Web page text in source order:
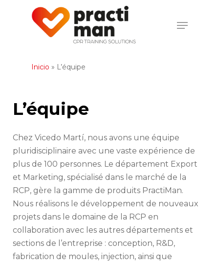
Menu
Inicio » L’équipe
L’équipe
Chez Vicedo Martí, nous avons une équipe
pluridisciplinaire avec une vaste expérience de
plus de 100 personnes. Le département Export
et Marketing, spécialisé dans le marché de la
RCP, gère la gamme de produits PractiMan.
Nous réalisons le développement de nouveaux
projets dans le domaine de la RCP en
collaboration avec les autres départements et
sections de l’entreprise : conception, R&D,
fabrication de moules, injection, ainsi que